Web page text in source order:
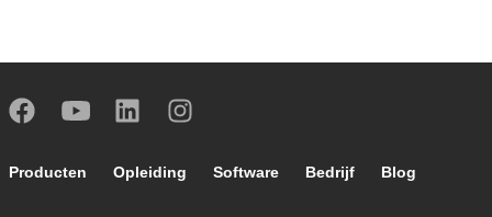
Footer main navigation
Producten Opleiding Software Bedrijf Blog